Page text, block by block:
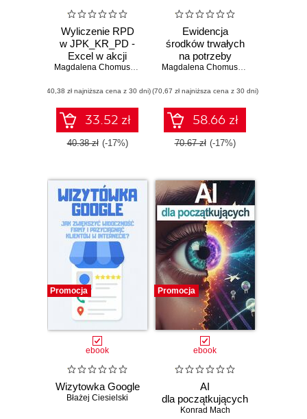
Wyliczenie RPD
w JPK_KR_PD -
Excel w akcji
Magdalena Chomuszko
(40,38 zł najniższa cena z 30 dni)
33.52 zł
40.38 zł (-17%)
Ewidencja
środków trwałych
na potrzeby
raportowania JPK
Magdalena Chomuszko
(70,67 zł najniższa cena z 30 dni)
58.66 zł
70.67 zł (-17%)
Promocja
ebook
Wizytowka Google
Błażej Ciesielski
Promocja
ebook
AI
dla początkujących
Konrad Mach